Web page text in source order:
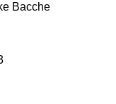
Bacche